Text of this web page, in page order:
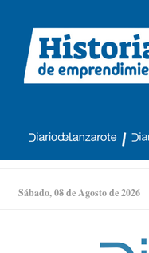
Sábado, 08 de Agosto de 2026